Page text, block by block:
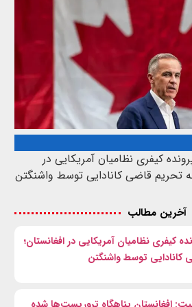
کیفری نظامیان آمریکایی در
به تحریم قاضی کانادایی توسط واشنگتن
آخرین مطالب
کیفری نظامیان آمریکایی در افغانستان؛
کانادایی توسط واشنگتن